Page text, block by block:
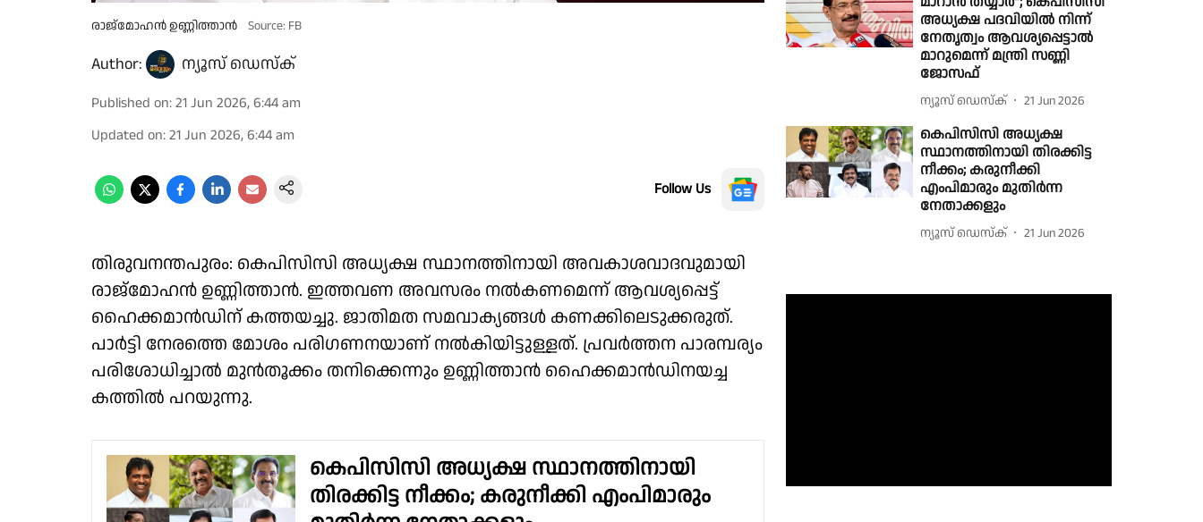
രാജ്മോഹൻ ഉണ്ണിത്താൻ Source: FB
Author: ന്യൂസ് ഡെസ്ക്
Published on:21 Jun 2026, 6:44 am
Updated on:21 Jun 2026, 6:44 am
Follow Us
തിരുവനന്തപുരം: കെപിസിസി അധ്യക്ഷ സ്ഥാനത്തിനായി അവകാശവാദവുമായി
രാജ്മോഹൻ ഉണ്ണിത്താൻ. ഇത്തവണ അവസരം നൽകണമെന്ന് ആവശ്യപ്പെട്ട്
ഹൈക്കമാൻഡിന് കത്തയച്ചു. ജാതിമത സമവാക്യങ്ങൾ കണക്കിലെടുക്കരുത്.
പാർട്ടി നേരത്തെ മോശം പരിഗണനയാണ് നൽകിയിട്ടുള്ളത്. പ്രവർത്തന പാരമ്പര്യം
പരിശോധിച്ചാൽ മുൻതൂക്കം തനിക്കെന്നും ഉണ്ണിത്താൻ ഹൈക്കമാൻഡിനയച്ച
കത്തിൽ പറയുന്നു.
കെപിസിസി അധ്യക്ഷ സ്ഥാനത്തിനായി
തിരക്കിട്ട നീക്കം; കരുനീക്കി എംപിമാരും
അധ്യക്ഷ പദവിയിൽ നിന്ന്
നേതൃത്വം ആവശ്യപ്പെട്ടാൽ
മാറുമെന്ന് മന്ത്രി സണ്ണി
ജോസഫ്
ന്യൂസ് ഡെസ്ക് 21 Jun 2026
കെപിസിസി അധ്യക്ഷ
സ്ഥാനത്തിനായി തിരക്കിട്ട
നീക്കം; കരുനീക്കി
എംപിമാരും മുതിർന്ന
നേതാക്കളും
ന്യൂസ് ഡെസ്ക് 21 Jun 2026